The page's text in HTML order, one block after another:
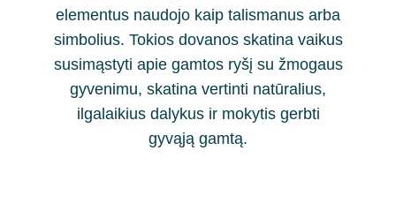
elementus naudojo kaip talismanus arba
simbolius. Tokios dovanos skatina vaikus
susimąstyti apie gamtos ryšį su žmogaus
gyvenimu, skatina vertinti natūralius,
ilgalaikius dalykus ir mokytis gerbti
gyvąją gamtą.